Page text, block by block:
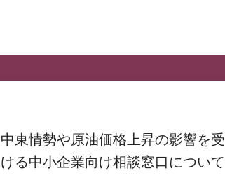
中東情勢や原油価格上昇の影響を受
ける中小企業向け相談窓口について